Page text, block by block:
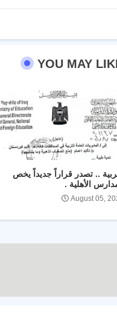
YOU MAY
.. تصدر قراراً جديداً يخص
الأهلية .
August 05,